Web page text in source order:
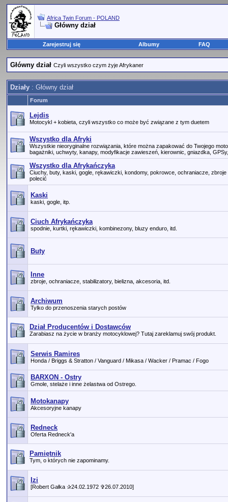
Africa Twin Forum - POLAND
Główny dział
Zarejestruj się Albumy FAQ
Główny dział Czyli wszystko czym żyje Afrykaner
Działy : Główny dział
Forum
Lejdis
Motocykl + kobieta, czyli wszystko co może być związane z tym duetem
Wszystko dla Afryki
Wszystkie nieoryginalne rozwiązania, które można zapakować do Twojego
bagażniki, uchwyty, kanapy, modyfikacje zawieszeń, kierownic, gniazdka,
Wszystko dla Afrykańczyka
Ciuchy, buty, kaski, gogle, rękawiczki, kondomy, pokrowce, ochraniacze,
polecić
Kaski
kaski, gogle, itp.
Ciuch Afrykańczyka
spodnie, kurtki, rękawiczki, kombinezony, bluzy enduro, itd.
Buty
Inne
zbroje, ochraniacze, stabilizatory, bielizna, akcesoria, itd.
Archiwum
Tylko do przenoszenia starych postów
Dział Producentów i Dostawców
Zarabiasz na życie w branży motocyklowej? Tutaj zareklamuj swój produkt.
Serwis Ramires
Honda / Briggs & Stratton / Vanguard / Mikasa / Wacker / Pramac / Fogo
BARXON - Ostry
Gmole, stelaże i inne żelastwa od Ostrego.
Motokanapy
Akcesoryjne kanapy
Redneck
Oferta Redneck'a
Pamiętnik
Tym, o których nie zapominamy.
Izi
[Robert Gałka ✰24.02.1972 ✞26.07.2010]